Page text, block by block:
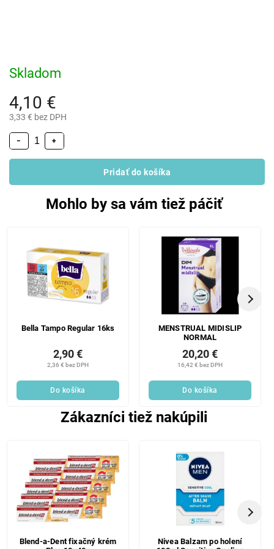
4,10 €
3,33 € bez DPH
Skladom
+
−
Pridať do košíka
Mohlo by sa vám tiež páčiť
Bella Tampo Regular 16ks
2,36 € bez DPH
2,90 €
Do košíka
MENSTRUAL MIDISLIP
NORMAL
16,42 € bez DPH
20,20 €
Do košíka
Zákazníci tiež nakúpili
Blend-a-Dent fixačný krém
Nivea Balzam po holení